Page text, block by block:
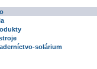
solárium